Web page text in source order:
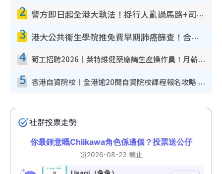
2 警方即日起全港大執法！捉行人亂過馬路+司機不專注駕駛！亂過馬路罰$2000
3 港大公共衞生學院推免費早期肺癌篩查！合資格人士將獲全額資助定期血液化驗／電腦斷層掃描／風險評估
4 筍工招聘2026｜萊特維健藥廠請生產操作員！月薪高達$1.7萬 冷氣廠房/五天工作/保證雙糧
5 香港自資院校︱全港逾20間自資院校課程報名攻略 留位費可退/申請日期/報名連結